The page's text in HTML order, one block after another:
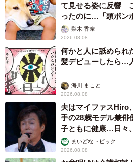
て見せる姿に反響
ったのに…「頭ポン
「尊…」
梨木 香奈
2026.08.08
何かと人に舐めら
髪デビューしたら…
海川 まこと
2026.08.08
夫はマイファスHiro
手の28歳モデル兼俳
子ともに健康…日々
まいどなトピック
2026.08.08